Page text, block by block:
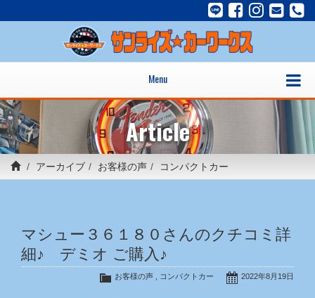
Menu
Article
アーカイブ お客様の声 コンパクトカー
マシュー３６１８０さんのクチコミ詳
細♪ デミオ ご購入♪
2022年8月19日
お客様の声 コンパクトカー